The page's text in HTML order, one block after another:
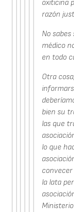
oxiticina
razón
No
médico
en todo
Otra
bien su
las que
lo que
convecer
la lata